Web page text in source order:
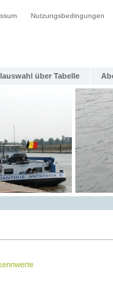
Nutzungsbedingungen
über Tabelle